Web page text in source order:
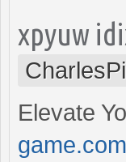
xpyuw
Elevate